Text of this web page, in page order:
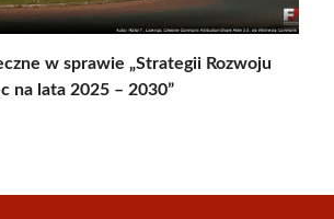
w sprawie „Strategii Rozwoju
na lata 2025 – 2030”